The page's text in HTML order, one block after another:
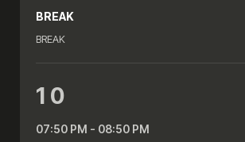
BREAK
BREAK
1 0
07:50 PM - 08:50 PM